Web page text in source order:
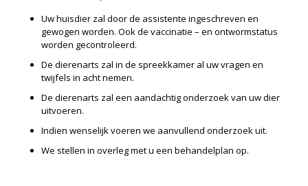
Uw huisdier zal door de assistente ingeschreven en
gewogen worden. Ook de vaccinatie – en ontwormstatus
worden gecontroleerd.
De dierenarts zal in de spreekkamer al uw vragen en
twijfels in acht nemen.
De dierenarts zal een aandachtig onderzoek van uw dier
uitvoeren.
Indien wenselijk voeren we aanvullend onderzoek uit.
We stellen in overleg met u een behandelplan op.